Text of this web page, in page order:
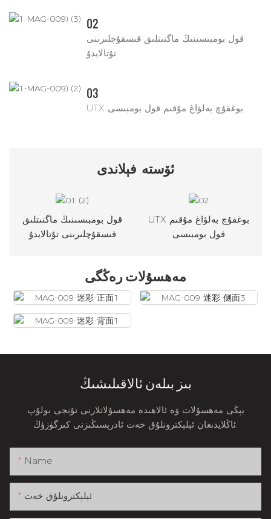
02
قول بومبىسىنىڭ ماگنىتلىق قىسقۇچلىرىنى
تۇتالايدۇ
03
UTX بوغقۇچ بەلۋاغ مۇقىم قول بومبىسى
ئۆستە فېلاندى
قول بومبىسىنىڭ ماگنىتلىق
قىسقۇچلىرىنى تۇتالايدۇ
UTX بوغقۇچ بەلۋاغ مۇقىم
قول بومبىسى
مەھسۇلات رەڭگى
بىز بىلەن ئالاقىلىشىڭ
يېڭى مەھسۇلات ۋە ئالاھىدە مەھسۇلاتلارنى تۇنجى بولۇپ
Name
ئېلېكترونلۇق خەت